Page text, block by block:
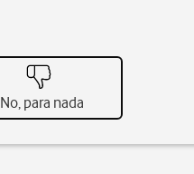
No, para nada